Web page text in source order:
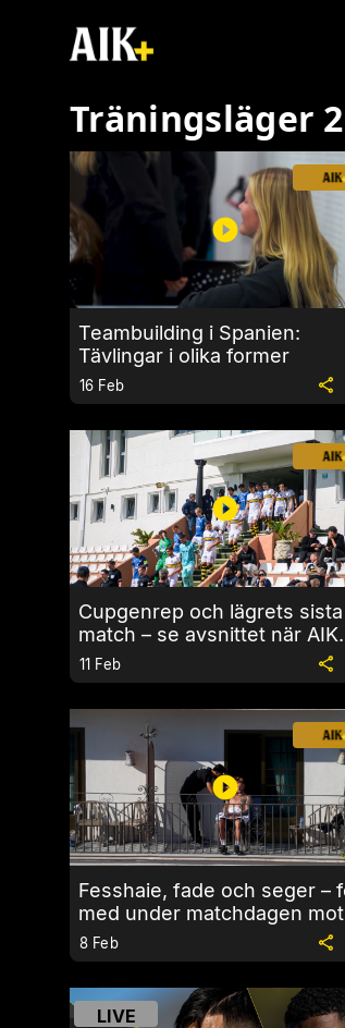
Träningsläger
Teambuilding i Spanien:
Tävlingar i olika former
16 Feb
Cupgenrep och lägrets sista
match – se avsnittet när AIK
spelade mot KFUM Oslo
11 Feb
Fesshaie, fade och seger –
med under matchdagen mot
Nordsjälland
8 Feb
LIVE